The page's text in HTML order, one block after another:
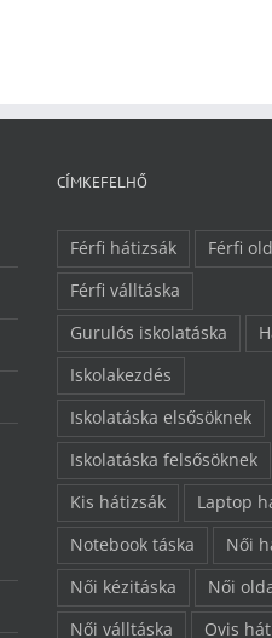
CÍMKEFELHŐ
Férfi hátizsák
Férfi
Férfi válltáska
Gurulós iskolatáska
Iskolakezdés
Iskolatáska elsősöknek
Iskolatáska felsősöknek
Kis hátizsák
Laptop
Notebook táska
Női
Női kézitáska
Női
Női válltáska
Ovis